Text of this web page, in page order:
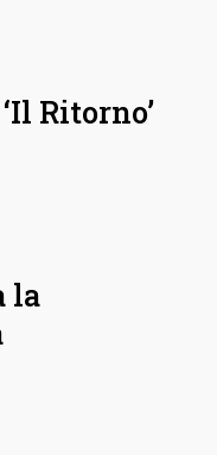
Ritorno’
la